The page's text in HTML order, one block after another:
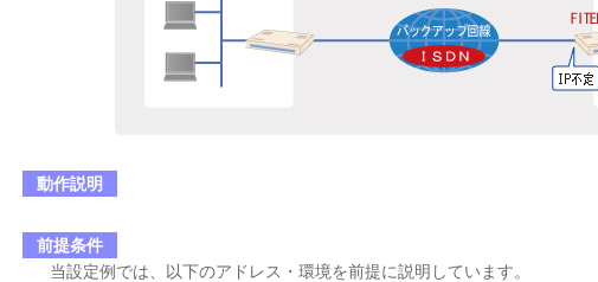
動作説明
前提条件
当設定例では、以下のアドレス・環境を前提に説明しています。